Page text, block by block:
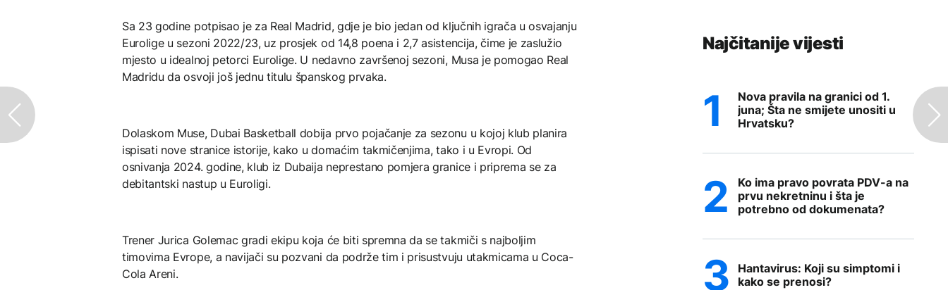
Sa 23 godine potpisao je za Real Madrid, gdje je bio jedan od ključnih igrača u osvajanju
Eurolige u sezoni 2022/23, uz prosjek od 14,8 poena i 2,7 asistencija, čime je zaslužio
mjesto u idealnoj petorci Eurolige. U nedavno završenoj sezoni, Musa je pomogao Real
Madridu da osvoji još jednu titulu španskog prvaka.
Dolaskom Muse, Dubai Basketball dobija prvo pojačanje za sezonu u kojoj klub planira
ispisati nove stranice istorije, kako u domaćim takmičenjima, tako i u Evropi. Od
osnivanja 2024. godine, klub iz Dubaija neprestano pomjera granice i priprema se za
debitantski nastup u Euroligi.
Trener Jurica Golemac gradi ekipu koja će biti spremna da se takmiči s najboljim
timovima Evrope, a navijači su pozvani da podrže tim i prisustvuju utakmicama u Coca-
Cola Areni.
Najčitanije vijesti
Nova pravila na granici od 1.
juna; Šta ne smijete unositi u
Hrvatsku?
Ko ima pravo povrata PDV-a na
prvu nekretninu i šta je
potrebno od dokumenata?
Hantavirus: Koji su simptomi i
kako se prenosi?